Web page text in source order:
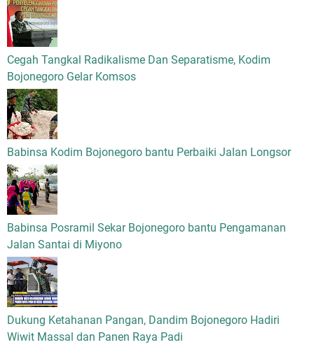
Cegah Tangkal Radikalisme Dan Separatisme, Kodim
Bojonegoro Gelar Komsos
Babinsa Kodim Bojonegoro bantu Perbaiki Jalan Longsor
Babinsa Posramil Sekar Bojonegoro bantu Pengamanan
Jalan Santai di Miyono
Dukung Ketahanan Pangan, Dandim Bojonegoro Hadiri
Wiwit Massal dan Panen Raya Padi